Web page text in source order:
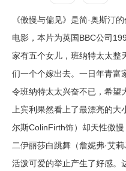
《傲慢与偏见》是简·奥斯汀
电影，本片为英国BBC公司
家有五个女儿，班纳特太太整
们一个个嫁出去。一日年青富
令班纳特太太兴奋不已，希望
上宾利果然看上了最漂亮的
尔斯ColinFirth饰）却天性傲
二伊丽莎白跳舞（詹妮弗·艾
活泼可爱的举止产生了好感。